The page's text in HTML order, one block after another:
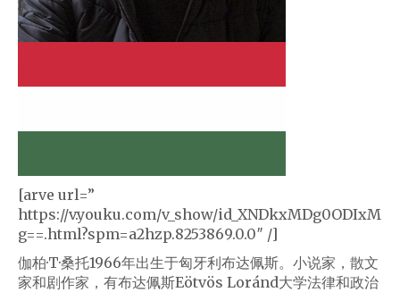
[arve url=”
https://v.youku.com/v_show/id_XNDkxMDg0ODIxM
g==.html?spm=a2hzp.8253869.0.0″ /]
伽柏·T·桑托1966年出生于匈牙利布达佩斯。小说家，散文
家和剧作家，有布达佩斯Eötvös Loránd大学法律和政治